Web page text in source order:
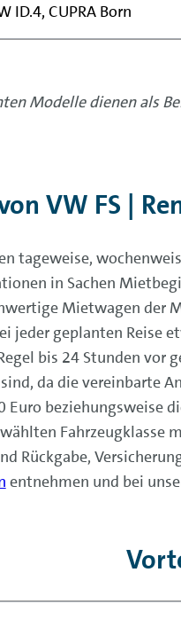
ID.4, CUPRA Born
Modelle dienen als
VW FS |
tageweise,
in Sachen
Mietwagen der
jeder geplanten Reise
bis 24 Stunden
da die vereinbarte
Euro beziehungsweise
Fahrzeugklasse
Rückgabe,
entnehmen und bei